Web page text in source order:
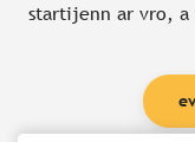
startijenn ar vro, a